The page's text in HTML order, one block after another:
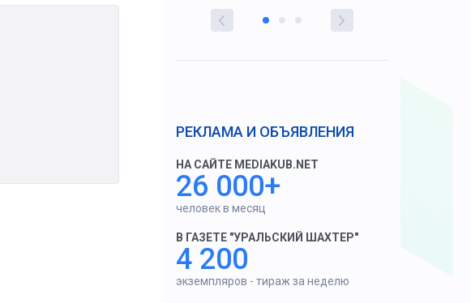
РЕКЛАМА И ОБЪЯВЛЕНИЯ
НА САЙТЕ MEDIAKUB.NET
26 000+
человек в месяц
В ГАЗЕТЕ "УРАЛЬСКИЙ ШАХТЕР"
4 200
экземпляров - тираж за неделю